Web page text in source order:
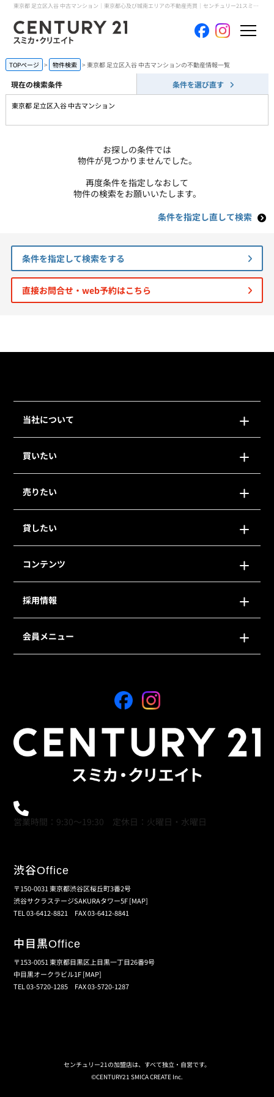
東京都 足立区入谷 中古マンション｜東京都心及び城南エリアの不動産売買｜センチュリー21スミカ・クリエイト
ホーム
当社について
買いたい
売りたい
コンテンツ
会員メニュー
TOPページ 物件検索 東京都 足立区入谷 中古マンションの不動産情報一覧
現在の検索条件 条件を選び直す
東京都 足立区入谷 中古マンション
お探しの条件では
物件が見つかりませんでした。
再度条件を指定しなおして
物件の検索をお願いいたします。
条件を指定し直して検索
条件を指定して検索をする
直接お問合せ・web予約はこちら
当社について
買いたい
売りたい
貸したい
コンテンツ
採用情報
会員メニュー
営業時間：9:30～19:30 定休日：火曜日・水曜日
渋谷Office
〒150-0031 東京都渋谷区桜丘町3番2号
渋谷サクラステージSAKURAタワー5F[MAP]
TEL 03-6412-8821 FAX 03-6412-8841
中目黒Office
〒153-0051 東京都目黒区上目黒一丁目26番9号
中目黒オークラビル1F[MAP]
TEL 03-5720-1285 FAX 03-5720-1287
センチュリー21の加盟店は、すべて独立・自営です。
©CENTURY21 SMICA CREATE Inc.